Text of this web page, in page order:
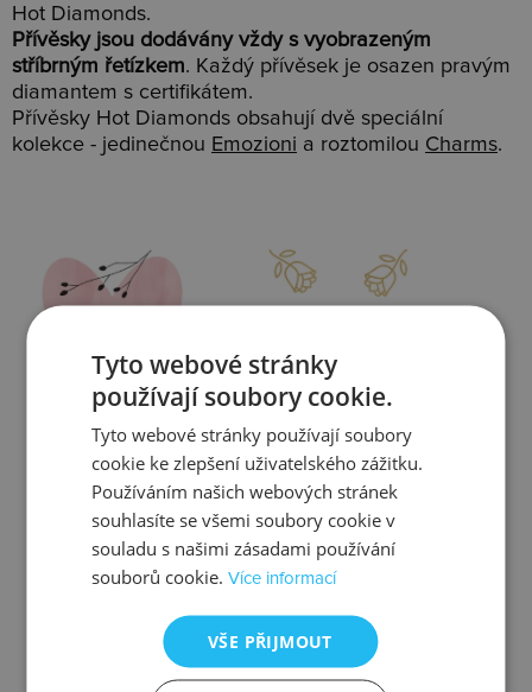
Hot Diamonds.
Přívěsky jsou dodávány vždy s vyobrazeným
stříbrným řetízkem. Každý přívěsek je osazen pravým
diamantem s certifikátem.
Přívěsky Hot Diamonds obsahují dvě speciální
kolekce - jedinečnou Emozioni a roztomilou Charms.
Slevy
Zjistit více
Doprava
Zjistit více
Kontrola Výměna
Tyto webové stránky
používají soubory cookie.
Tyto webové stránky používají soubory
cookie ke zlepšení uživatelského zážitku.
Používáním našich webových stránek
souhlasíte se všemi soubory cookie v
souladu s našimi zásadami používání
souborů cookie.Více informací
VŠE PŘIJMOUT